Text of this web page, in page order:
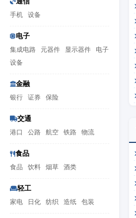
手机 设备
电子
集成电路 元器件 显示器件
电子
设备
金融
银行 证券 保险
交通
港口 公路 航空 铁路 物流
食品
食品 饮料 烟草 酒类
轻工
家电 日化 纺织 造纸 包装